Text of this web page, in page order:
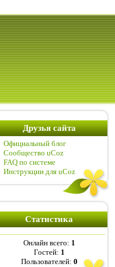
Друзья сайта
Официальный блог
Сообщество uCoz
FAQ по системе
Инструкции для uCoz
Статистика
Онлайн всего: 1
Гостей: 1
Пользователей: 0